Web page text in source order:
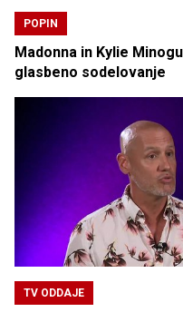
POPIN
Madonna in Kylie
glasbeno sodelovanje
TV ODDAJE